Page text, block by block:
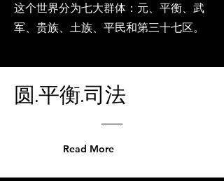
这个世界分为七大群体：元、平衡、武
军、贵族、土族、平民和第三十七区。
​圆.平衡.司法
Read More